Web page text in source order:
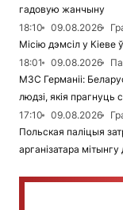
гадовую жанчыну
18:10
09.08.2026
Місію дэмсіл у Кіеве
18:01
09.08.2026
МЗС Германіі:
людзі, якія прагнуць
17:10
09.08.2026
Польская паліцыя
арганізатара